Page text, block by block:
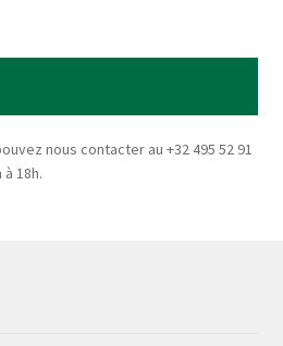
nous contacter au +32 495 52 91
18h.